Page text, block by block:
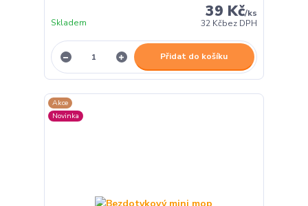
39 Kč/ks
32 Kčbez DPH
Skladem
Přidat do košíku
Akce
Novinka